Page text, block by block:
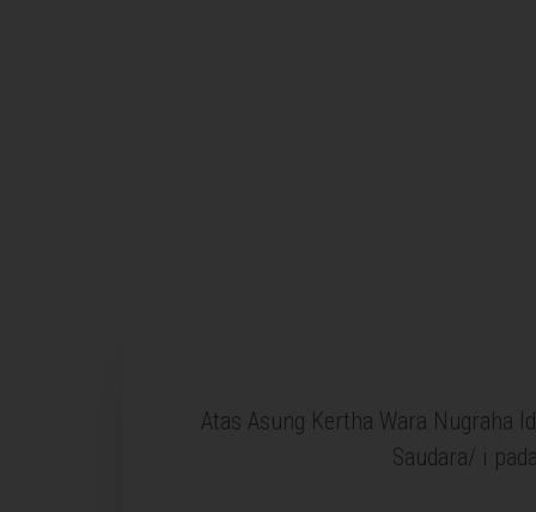
Atas Asung Kertha Wara Nugraha
Saudara/ i